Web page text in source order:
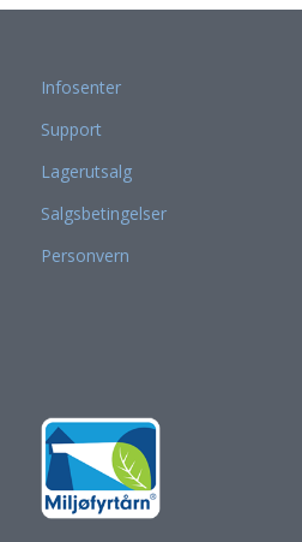
Infosenter
Support
Lagerutsalg
Salgsbetingelser
Personvern